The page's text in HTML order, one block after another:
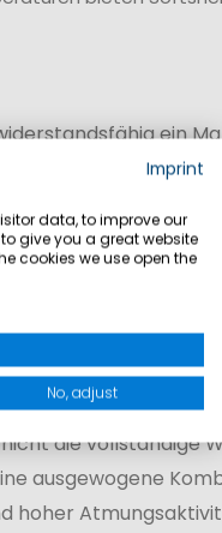
ein
in Millimetern (mm)
kann.
bei leichtem
Wetterschutz für
die vollständige
ausgewogene
hoher
Imprint
data, to improve our
give you a great website
cookies we use open the
No, adjust